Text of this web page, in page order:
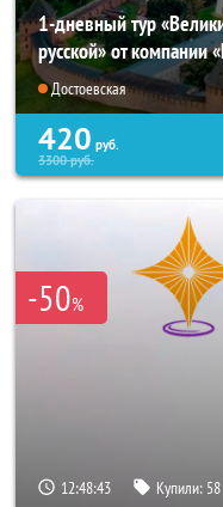
1-дневный тур
русской» от компании
Достоевская
420 руб.
3300руб.
-50%
12:48:43 Купили: 58